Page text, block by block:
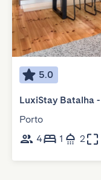
5.0
LuxiStay Batalha
Porto
4
1 2